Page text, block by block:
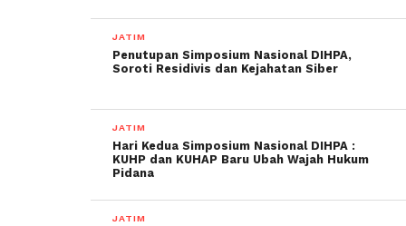
JATIM
Penutupan Simposium Nasional DIHPA,
Soroti Residivis dan Kejahatan Siber
JATIM
Hari Kedua Simposium Nasional DIHPA :
KUHP dan KUHAP Baru Ubah Wajah Hukum
Pidana
JATIM